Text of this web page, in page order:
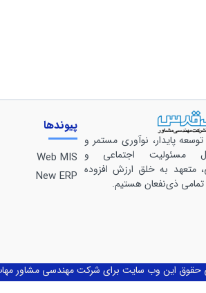
توسعه پایدار، نوآوری مستمر و
مسئولیت اجتماعی و
به خلق ارزش افزوده
تمامی ذی‌نفعان هستیم.
پیوندها
Web MIS
New ERP